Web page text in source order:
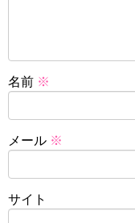
名前 ※
メール ※
サイト